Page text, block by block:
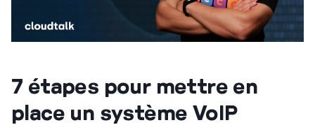
7 étapes pour mettre en
place un système VoIP